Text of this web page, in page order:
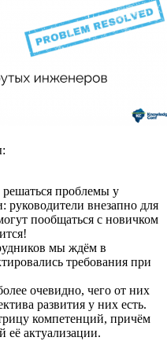
решаться проблемы у
руководители внезапно для
пообщаться с новичком
мы ждём в
требования при
очевидно, чего от них
развития у них есть.
компетенций, причём
её актуализации.